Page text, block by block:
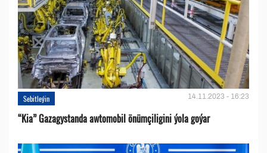
Sebitleýin 14.11.2023 - 16:23
“Kia” Gazagystanda awtomobil önümçiligini ýola goýar